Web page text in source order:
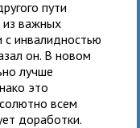
пути
из важных
инвалидностью
он. В новом
лучше
это
всем
доработки.